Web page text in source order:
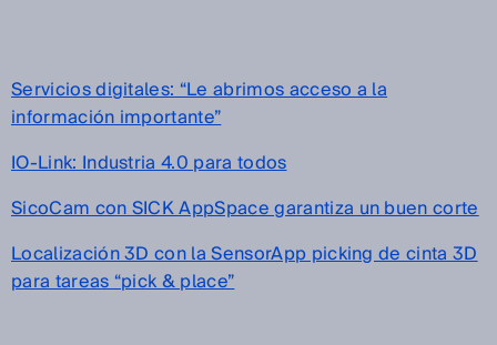
Servicios digitales: “Le abrimos acceso a la
información importante”
IO-Link: Industria 4.0 para todos
SicoCam con SICK AppSpace garantiza un buen corte
Localización 3D con la SensorApp picking de cinta 3D
para tareas “pick & place”